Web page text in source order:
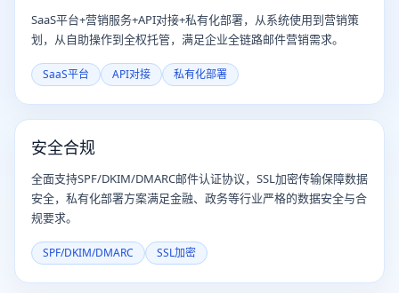
SaaS平台+营销服务+API对接+私有化部署，从系统使用到营销策
划，从自助操作到全权托管，满足企业全链路邮件营销需求。
SaaS平台 API对接 私有化部署
安全合规
全面支持SPF/DKIM/DMARC邮件认证协议，SSL加密传输保障数据
安全，私有化部署方案满足金融、政务等行业严格的数据安全与合
规要求。
SPF/DKIM/DMARC SSL加密